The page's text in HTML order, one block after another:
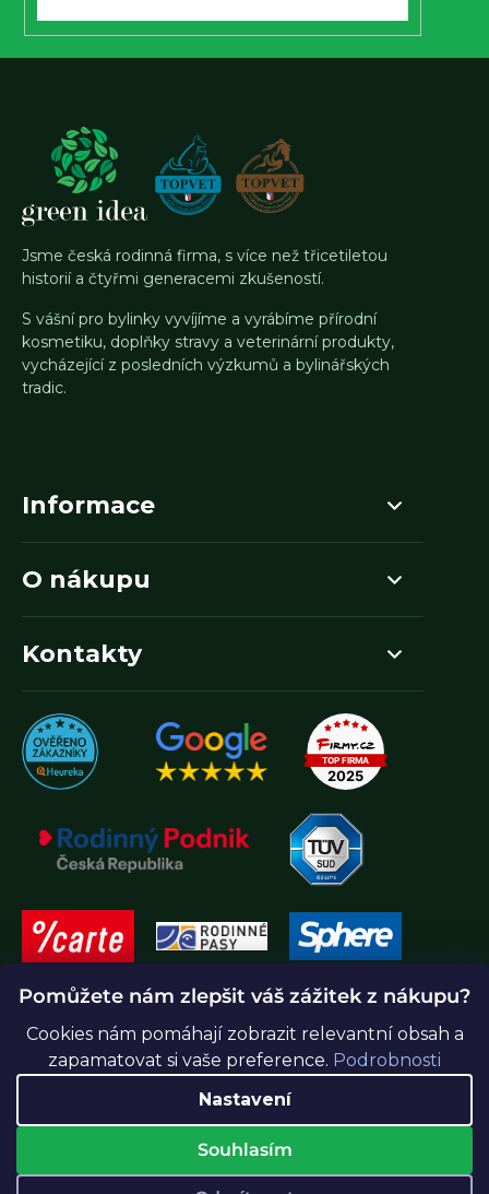
Pomůžete nám zlepšit váš zážitek z nákupu?
Cookies nám pomáhají zobrazit relevantní obsah a
zapamatovat si vaše preference. Podrobnosti
Nastavení
Souhlasím
Jsme česká rodinná firma, s více než třicetiletou
historií a čtyřmi generacemi zkušeností.
S vášní pro bylinky vyvíjíme a vyrábíme přírodní
kosmetiku, doplňky stravy a veterinární produkty,
vycházející z posledních výzkumů a bylinářských
tradic.
Informace
O nákupu
Kontakty
Vytvořil Shoptet Premium